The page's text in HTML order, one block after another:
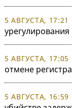
5 АВГУСТА, 17:21
5 АВГУСТА, 17:05
отмене
5 АВГУСТА, 16:59